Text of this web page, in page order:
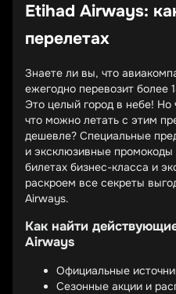
Etihad Airways:
перелетах
Знаете ли вы, что
ежегодно перевозит более
Это целый город в небе!
что можно летать с этим
дешевле? Специальные
и эксклюзивные
билетах бизнес-класса и
раскроем все секреты
Airways.
Как найти
Airways
Официальные
Сезонные акции и